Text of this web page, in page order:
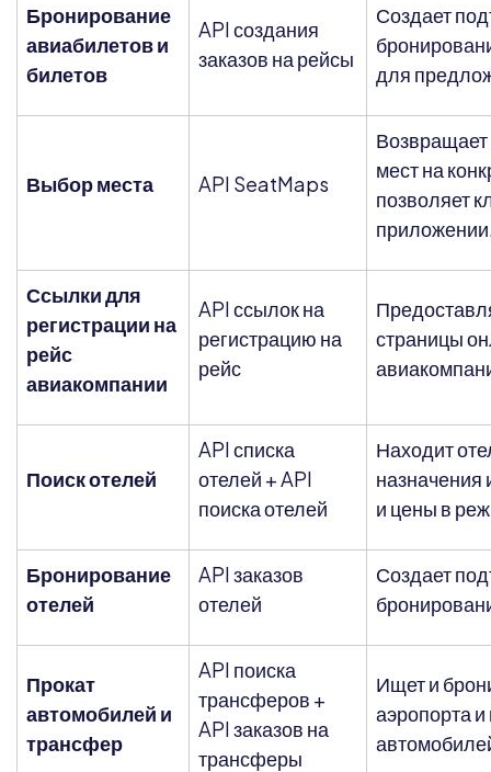
Бронирование
авиабилетов и
билетов
API создания
заказов на рейсы
Создает
для
Выбор места API SeatMaps
Возвращает
мест на
позволяет
Ссылки для
регистрации на
рейс
авиакомпании
API ссылок на
регистрацию на
рейс
страницы
Поиск отелей
API списка
отелей + API
поиска отелей
Находит
назначения
и цены в
Бронирование
отелей
API заказов
отелей
Создает
Прокат
автомобилей и
трансфер
API поиска
трансферов +
API заказов на
трансферы
Ищет и
аэропорта